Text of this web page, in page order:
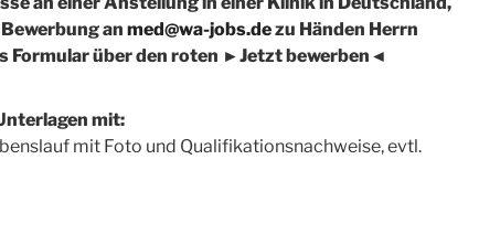
an med@wa-jobs.dezu Händen Herrn
Formular über den roten ►Jetzt bewerben◄
mit:
mit Foto und Qualifikationsnachweise, evtl.